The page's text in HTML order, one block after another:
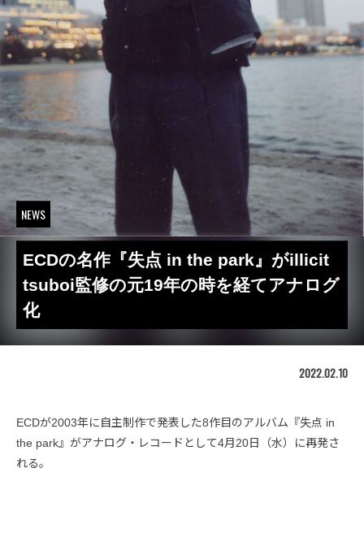
NEWS
ECDの名作『失点 in the park』がillicit
tsuboi監修の元19年の時を経てアナログ
化
2022.02.10
ECDが2003年に自主制作で発表した8作目のアルバム『失点 in
the park』がアナログ・レコードとして4月20日（水）に再発さ
れる。